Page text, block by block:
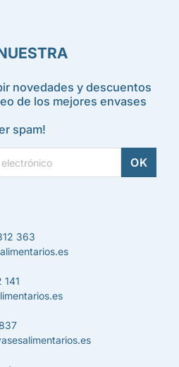
novedades y descuentos
de los mejores envases
spam!
363
141